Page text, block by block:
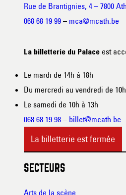
Rue de Brantignies, 4 – 7800 Ath
068 68 19 99 – mca@mcath.be
La billetterie du Palace est
Le mardi de 14h à 18h
Du mercredi au vendredi de
Le samedi de 10h à 13h
068 68 19 98 – billet@mcath.be
La billetterie est fermée
SECTEURS
Arts de la scène